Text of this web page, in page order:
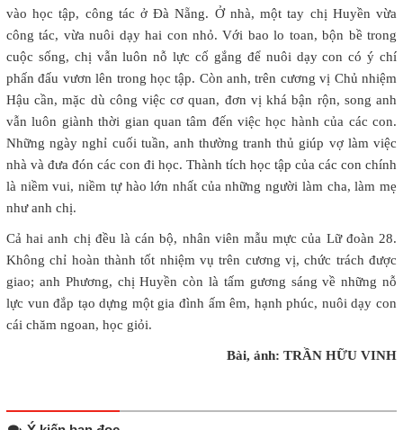
vào học tập, công tác ở Đà Nẵng. Ở nhà, một tay chị Huyền vừa
công tác, vừa nuôi dạy hai con nhỏ. Với bao lo toan, bộn bề trong
cuộc sống, chị vẫn luôn nỗ lực cố gắng để nuôi dạy con có ý chí
phấn đấu vươn lên trong học tập. Còn anh, trên cương vị Chủ nhiệm
Hậu cần, mặc dù công việc cơ quan, đơn vị khá bận rộn, song anh
vẫn luôn giành thời gian quan tâm đến việc học hành của các con.
Những ngày nghỉ cuối tuần, anh thường tranh thủ giúp vợ làm việc
nhà và đưa đón các con đi học. Thành tích học tập của các con chính
là niềm vui, niềm tự hào lớn nhất của những người làm cha, làm mẹ
như anh chị.
Cả hai anh chị đều là cán bộ, nhân viên mẫu mực của Lữ đoàn 28.
Không chỉ hoàn thành tốt nhiệm vụ trên cương vị, chức trách được
giao; anh Phương, chị Huyền còn là tấm gương sáng về những nỗ
lực vun đắp tạo dựng một gia đình ấm êm, hạnh phúc, nuôi dạy con
cái chăm ngoan, học giỏi.
Bài, ảnh: TRẦN HỮU VINH